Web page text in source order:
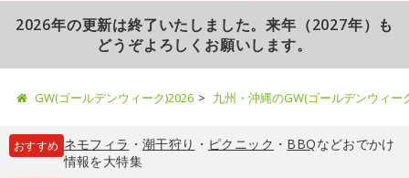
2026年の更新は終了いたしました。来年（2027年）も
どうぞよろしくお願いします。
GW(ゴールデンウィーク)2026 九州・沖縄のGW(ゴールデンウィ
おすすめ ネモフィラ ・ 潮干狩り ・ ピクニック ・ BBQなどおでかけ
情報を大特集